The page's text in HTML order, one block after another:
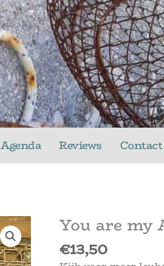
Agenda Reviews Contact
You are my
€13,50